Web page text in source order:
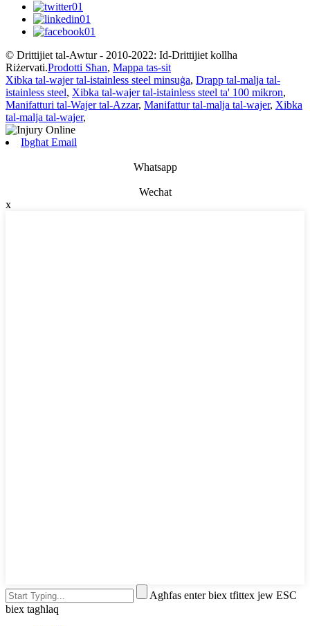
© Drittijiet tal-Awtur - 2010-2022: Id-Drittijiet kollha
Riżervati.Prodotti Sħan, Mappa tas-sit
Xibka tal-wajer tal-istainless steel minsuġa, Drapp tal-malja tal-
istainless steel, Xibka tal-wajer tal-istainless steel ta' 100 mikron,
Manifatturi tal-Wajer tal-Azzar, Manifattur tal-malja tal-wajer, Xibka
tal-malja tal-wajer,
Ibgħat Email
Whatsapp
Wechat
x
Agħfas enter biex tfittex jew ESC
biex tagħlaq